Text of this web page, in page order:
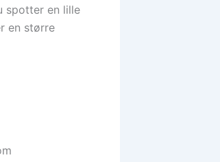
spotter en lille
en større